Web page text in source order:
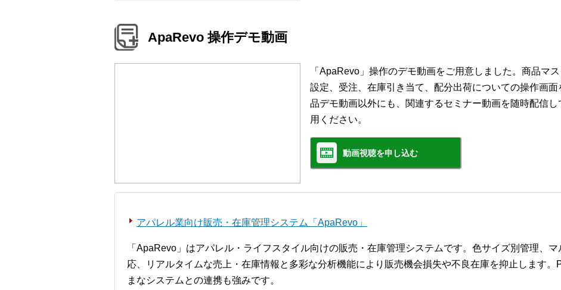
ApaRevo 操作デモ動画
「ApaRevo」操作のデモ動画をご用意しました。商品マ
設定、受注、在庫引き当て、配分出荷についての操作画
品デモ動画以外にも、関連するセミナー動画を随時配信し
用ください。
動画視聴を申し込む
アパレル業向け販売・在庫管理システム「ApaRevo」
「ApaRevo」はアパレル・ライフスタイル向けの販売・在庫管理システムです。色サイズ別管理、
応、リアルタイムな売上・在庫情報と多彩な分析機能により販売機会損失や不良在庫を抑止します
まなシステムとの連携も強みです。